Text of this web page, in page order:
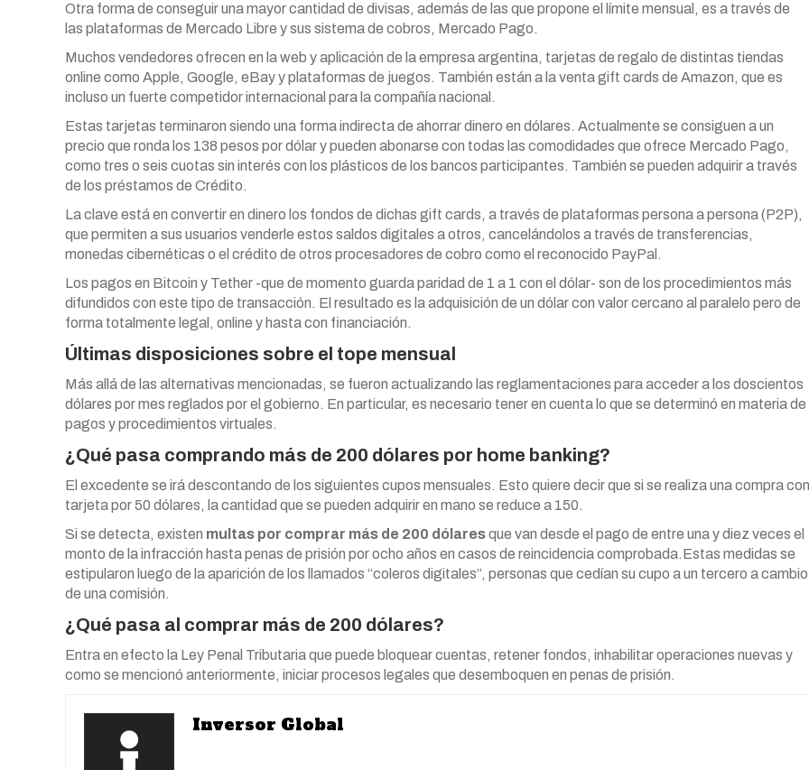
Otra forma de conseguir una mayor cantidad de divisas, además de las que propone el límite mensual, es a través de
las plataformas de Mercado Libre y sus sistema de cobros, Mercado Pago.
Muchos vendedores ofrecen en la web y aplicación de la empresa argentina, tarjetas de regalo de distintas tiendas
online como Apple, Google, eBay y plataformas de juegos. También están a la venta gift cards de Amazon, que es
incluso un fuerte competidor internacional para la compañía nacional.
Estas tarjetas terminaron siendo una forma indirecta de ahorrar dinero en dólares. Actualmente se consiguen a un
precio que ronda los 138 pesos por dólar y pueden abonarse con todas las comodidades que ofrece Mercado Pago,
como tres o seis cuotas sin interés con los plásticos de los bancos participantes. También se pueden adquirir a través
de los préstamos de Crédito.
La clave está en convertir en dinero los fondos de dichas gift cards, a través de plataformas persona a persona (P2P),
que permiten a sus usuarios venderle estos saldos digitales a otros, cancelándolos a través de transferencias,
monedas cibernéticas o el crédito de otros procesadores de cobro como el reconocido PayPal.
Los pagos en Bitcoin y Tether -que de momento guarda paridad de 1 a 1 con el dólar- son de los procedimientos más
difundidos con este tipo de transacción. El resultado es la adquisición de un dólar con valor cercano al paralelo pero de
forma totalmente legal, online y hasta con financiación.
Últimas disposiciones sobre el tope mensual
Más allá de las alternativas mencionadas, se fueron actualizando las reglamentaciones para acceder a los doscientos
dólares por mes reglados por el gobierno. En particular, es necesario tener en cuenta lo que se determinó en materia de
pagos y procedimientos virtuales.
¿Qué pasa comprando más de 200 dólares por home banking?
El excedente se irá descontando de los siguientes cupos mensuales. Esto quiere decir que si se realiza una compra con
tarjeta por 50 dólares, la cantidad que se pueden adquirir en mano se reduce a 150.
Si se detecta, existen multas por comprar más de 200 dólaresque van desde el pago de entre una y diez veces el
monto de la infracción hasta penas de prisión por ocho años en casos de reincidencia comprobada.Estas medidas se
estipularon luego de la aparición de los llamados “coleros digitales”, personas que cedían su cupo a un tercero a cambio
de una comisión.
¿Qué pasa al comprar más de 200 dólares?
Entra en efecto la Ley Penal Tributaria que puede bloquear cuentas, retener fondos, inhabilitar operaciones nuevas y
como se mencionó anteriormente, iniciar procesos legales que desemboquen en penas de prisión.
Inversor Global